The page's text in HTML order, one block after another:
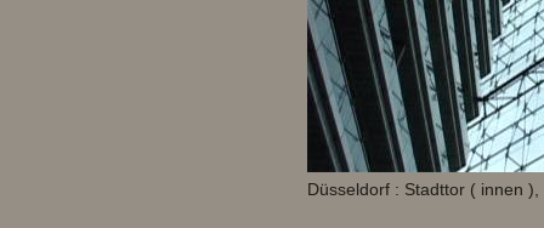
Düsseldorf : Stadttor ( innen